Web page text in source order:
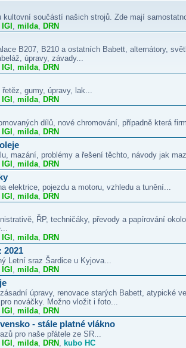
kultovní součástí našich strojů. Zde mají
IGI , milda, DRN
B207, B210 a ostatních Babett, alternátory,
úpravy, závady...
IGI , milda, DRN
řetěz, gumy, úpravy, lak...
IGI , milda, DRN
dílů, nové chromování, případně která
IGI , milda, DRN
mazání, problémy a řešení těchto, návody jak
IGI , milda, DRN
elektrice, pojezdu a motoru, vzhledu a tunění...
IGI , milda, DRN
ŘP, techničáky, převody a papírování
IGI , milda, DRN
2021
Letní sraz Šardice u Kyjova...
IGI , milda, DRN
úpravy, renovace starých Babett, atypické
nováčky. Možno vložit i foto...
IGI , milda, DRN
- stále platné vlákno
pro naše přátele ze SR...
IGI , milda, DRN , kubo HC